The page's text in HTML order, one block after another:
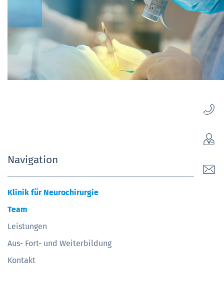
Navigation
Klinik für Neurochirurgie
Team
Leistungen
Aus- Fort- und Weiterbildung
Kontakt